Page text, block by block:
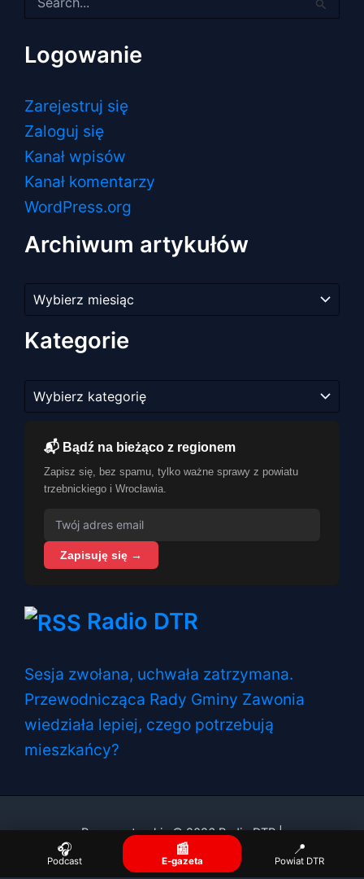
dla:
Logowanie
Zarejestruj się
Zaloguj się
Kanał wpisów
Kanał komentarzy
WordPress.org
Archiwum artykułów
artykułów
Kategorie
📬 Bądź na bieżąco z regionem
Zapisz się, bez spamu, tylko ważne sprawy z powiatu
trzebnickiego i Wrocławia.
Zapisuję się →
Radio DTR
Sesja zwołana, uchwała zatrzymana.
Przewodnicząca Rady Gminy Zawonia
wiedziała lepiej, czego potrzebują
mieszkańcy?
Prawa autorskie © 2026 Radio DTR |
🎧
Podcast
📰
E-gazeta
📍
Powiat DTR